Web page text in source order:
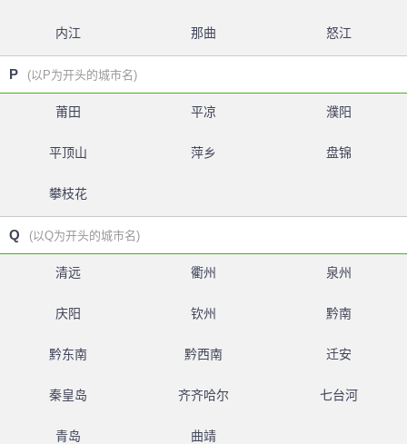
内江 那曲 怒江
P (以P为开头的城市名)
莆田 平凉 濮阳
平顶山 萍乡 盘锦
攀枝花
Q (以Q为开头的城市名)
清远 衢州 泉州
庆阳 钦州 黔南
黔东南 黔西南 迁安
秦皇岛 齐齐哈尔 七台河
青岛 曲靖